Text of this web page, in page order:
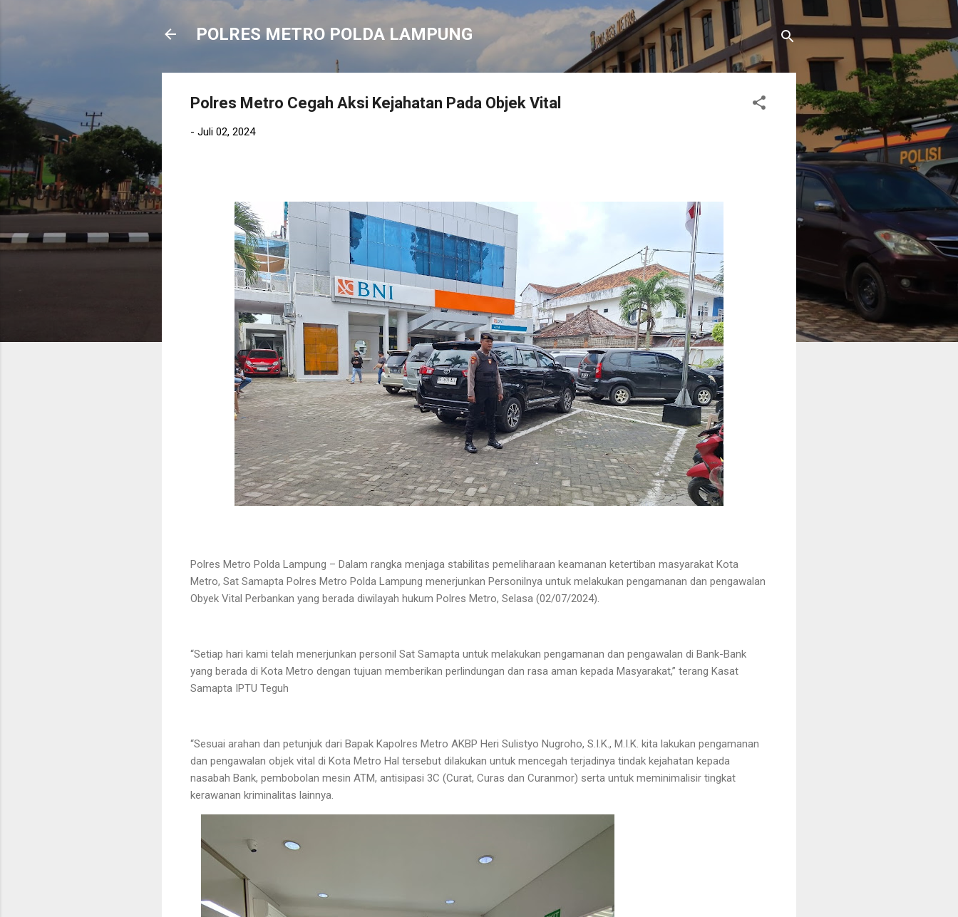
Langsung ke konten utama
POLRES METRO POLDA LAMPUNG
Polres Metro Cegah Aksi Kejahatan Pada Objek Vital
- Juli 02, 2024
Polres Metro Polda Lampung – Dalam rangka menjaga stabilitas pemeliharaan keamanan ketertiban masyarakat Kota
Metro, Sat Samapta Polres Metro Polda Lampung menerjunkan Personilnya untuk melakukan pengamanan dan pengawalan
Obyek Vital Perbankan yang berada diwilayah hukum Polres Metro, Selasa (02/07/2024).
“Setiap hari kami telah menerjunkan personil Sat Samapta untuk melakukan pengamanan dan pengawalan di Bank-Bank
yang berada di Kota Metro dengan tujuan memberikan perlindungan dan rasa aman kepada Masyarakat,” terang Kasat
Samapta IPTU Teguh
“Sesuai arahan dan petunjuk dari Bapak Kapolres Metro AKBP Heri Sulistyo Nugroho, S.I.K., M.I.K. kita lakukan pengamanan
dan pengawalan objek vital di Kota Metro Hal tersebut dilakukan untuk mencegah terjadinya tindak kejahatan kepada
nasabah Bank, pembobolan mesin ATM, antisipasi 3C (Curat, Curas dan Curanmor) serta untuk meminimalisir tingkat
kerawanan kriminalitas lainnya.